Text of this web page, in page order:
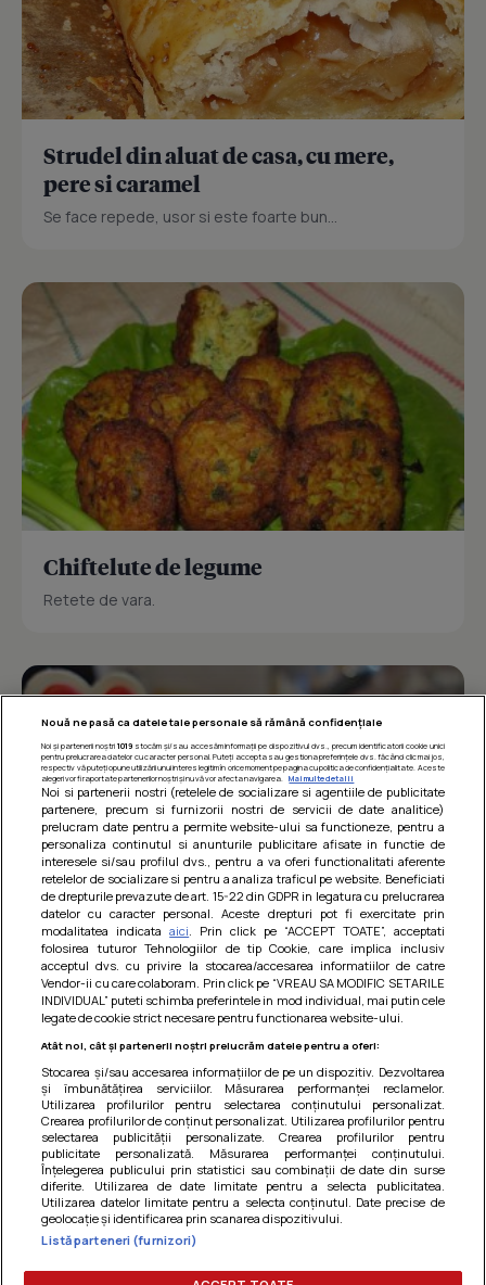
Strudel din aluat de casa, cu mere,
pere si caramel
Se face repede, usor si este foarte bun...
Chiftelute de legume
Retete de vara.
Barcute din vinete cu arpagic rosu
Un deliciu usor de preparat!
Termeni si conditii |
confidentialitate|Gestionați preferințele
Nouă ne pasă ca datele tale personale să rămână confidențiale
Noi și partenerii noștri 1019stocăm și/sau accesăm informații pe dispozitivul dvs., precum identificatorii cookie unici
pentru prelucrarea datelor cu caracter personal. Puteți accepta sau gestiona preferințele dvs. făcând clic mai jos,
respectiv vă puteți opune utilizării unui interes legitim în orice moment pe pagina cu politica de confidențialitate. Aceste
alegeri vor fi raportate partenerilor noștri și nu vă vor afecta navigarea.
Mai multe detalii
Noi si partenerii nostri (retelele de socializare si agentiile de publicitate
partenere, precum si furnizorii nostri de servicii de date analitice)
prelucram date pentru a permite website-ului sa functioneze, pentru a
personaliza continutul si anunturile publicitare afisate in functie de
interesele si/sau profilul dvs., pentru a va oferi functionalitati aferente
retelelor de socializare si pentru a analiza traficul pe website. Beneficiati
de drepturile prevazute de art. 15-22 din GDPR in legatura cu prelucrarea
datelor cu caracter personal. Aceste drepturi pot fi exercitate prin
modalitatea indicataaici . Prin click pe “ACCEPT TOATE”, acceptati
folosirea tuturor Tehnologiilor de tip Cookie, care implica inclusiv
acceptul dvs. cu privire la stocarea/accesarea informatiilor de catre
Vendor-ii cu care colaboram. Prin click pe “VREAU SA MODIFIC SETARILE
INDIVIDUAL” puteti schimba preferintele in mod individual, mai putin cele
legate de cookie strict necesare pentru functionarea website-ului.
Atât noi, cât și partenerii noștri prelucrăm datele pentru a oferi:
Stocarea și/sau accesarea informațiilor de pe un dispozitiv. Dezvoltarea
și îmbunătățirea serviciilor. Măsurarea performanței reclamelor.
Utilizarea profilurilor pentru selectarea conținutului personalizat.
Crearea profilurilor de conținut personalizat. Utilizarea profilurilor pentru
selectarea publicității personalizate. Crearea profilurilor pentru
publicitate personalizată. Măsurarea performanței conținutului.
Înțelegerea publicului prin statistici sau combinații de date din surse
diferite. Utilizarea de date limitate pentru a selecta publicitatea.
Utilizarea datelor limitate pentru a selecta conținutul. Date precise de
geolocație și identificarea prin scanarea dispozitivului.
Listă parteneri (furnizori)